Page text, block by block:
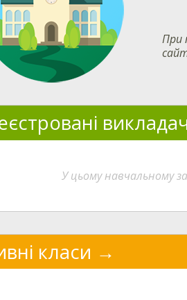
При
У цьому навчальному
класи